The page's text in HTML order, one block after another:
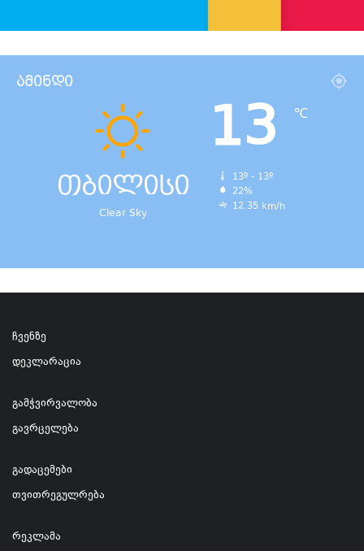
ამინდი
თბილისი
Clear Sky
13 ℃
13º - 13º
22%
12.35 km/h
ჩვენზე
დეკლარაცია
გამჭვირვალობა
გავრცელება
გადაცემები
თვითრეგულრება
რეკლამა